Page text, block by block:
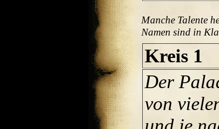
Manche Talente
Namen sind in
Kreis 1
Der
von